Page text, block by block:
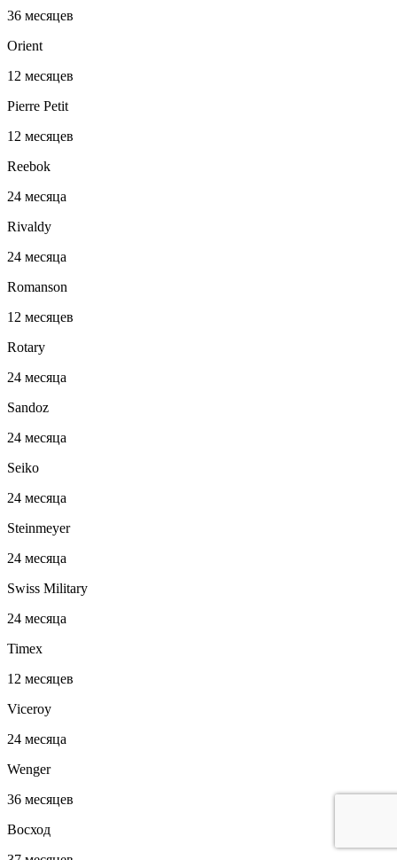
36 месяцев
Orient
12 месяцев
Pierre Petit
12 месяцев
Reebok
24 месяца
Rivaldy
24 месяца
Romanson
12 месяцев
Rotary
24 месяца
Sandoz
24 месяца
Seiko
24 месяца
Steinmeyer
24 месяца
Swiss Military
24 месяца
Timex
12 месяцев
Viceroy
24 месяца
Wenger
36 месяцев
Восход